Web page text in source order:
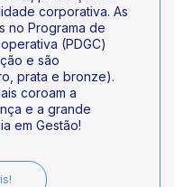
corporativa. As
no Programa de
(PDGC)
e são
prata e bronze).
coroam a
e a grande
em Gestão!